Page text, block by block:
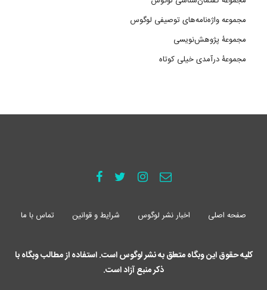
مجموعه واژه‌نامه‌های توصیفی لوگوس
مجموعۀ پژوهش‌نویسی
مجموعۀ درآمدی خیلی کوتاه
صفحه اصلی اخبار نشر لوگوس شرایط و قوانین تماس با ما
کلیه حقوق این وبگاه متعلق به نشر لوگوس است. استفاده از مطالب وبگاه با
ذکر منبع آزاد است.